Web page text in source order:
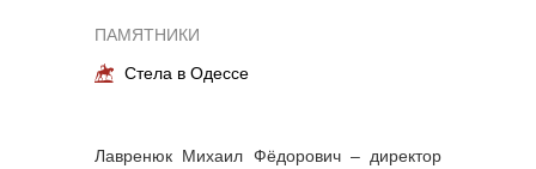
ПАМЯТНИКИ
Стела в Одессе
Лавренюк Михаил Фёдорович – директор